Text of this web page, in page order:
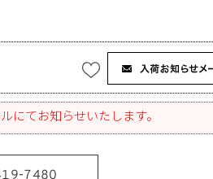
てお知らせいたします。
7480